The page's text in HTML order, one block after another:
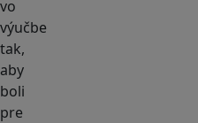
vo
výučbe
tak,
aby
boli
pre